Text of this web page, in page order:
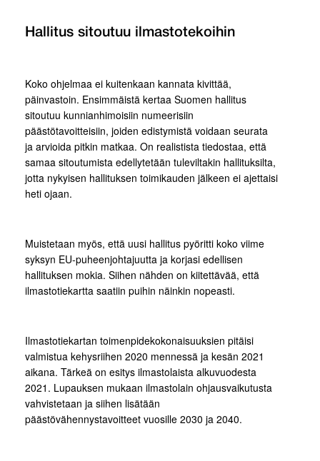
Hallitus sitoutuu ilmastotekoihin
Koko ohjelmaa ei kuitenkaan kannata kivittää,
päinvastoin. Ensimmäistä kertaa Suomen hallitus
sitoutuu kunnianhimoisiin numeerisiin
päästötavoitteisiin, joiden edistymistä voidaan seurata
ja arvioida pitkin matkaa. On realistista tiedostaa, että
samaa sitoutumista edellytetään tuleviltakin hallituksilta,
jotta nykyisen hallituksen toimikauden jälkeen ei ajettaisi
heti ojaan.
Muistetaan myös, että uusi hallitus pyöritti koko viime
syksyn EU-puheenjohtajuutta ja korjasi edellisen
hallituksen mokia. Siihen nähden on kiitettävää, että
ilmastotiekartta saatiin puihin näinkin nopeasti.
Ilmastotiekartan toimenpidekokonaisuuksien pitäisi
valmistua kehysriihen 2020 mennessä ja kesän 2021
aikana. Tärkeä on esitys ilmastolaista alkuvuodesta
2021. Lupauksen mukaan ilmastolain ohjausvaikutusta
vahvistetaan ja siihen lisätään
päästövähennystavoitteet vuosille 2030 ja 2040.